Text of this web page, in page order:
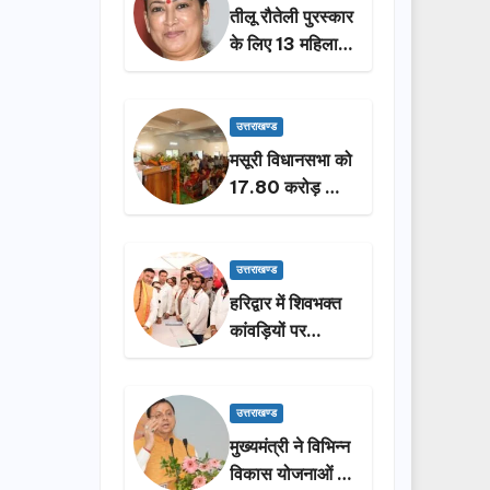
तीलू रौतेली पुरस्कार
के लिए 13 महिलाओं
का चयन, 35
कार्यकर्तियां भी होंगी
सम्मानित…
उत्तराखण्ड
मसूरी विधानसभा को
17.80 करोड़ की
विकास योजनाओं की
ने किया लोकार्पण-
शिलान्यास.
उत्तराखण्ड
हरिद्वार में शिवभक्त
कांवड़ियों पर
पुष्पवर्षा, मुख्यमंत्री
प्रक्षालन…
उत्तराखण्ड
मुख्यमंत्री ने विभिन्न
विकास योजनाओं के